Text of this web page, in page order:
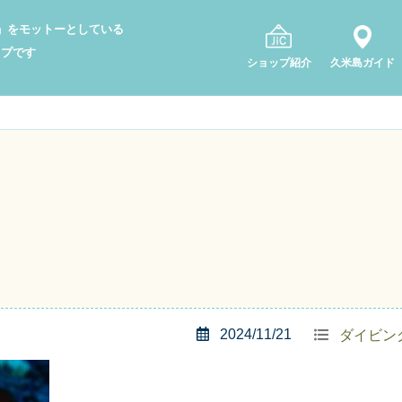
をモットーとしている
です
ショップ紹介 久米島ガイド
ダイビン
2024/11/21